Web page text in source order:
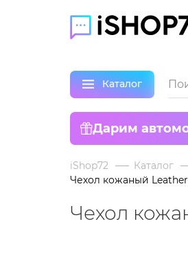
Каталог
Дарим
iShop72 Каталог
Чехол кожаный Leather
Чехол